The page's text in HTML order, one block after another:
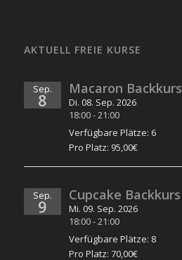
AKTUELL FREIE KURSE
Sep.
8
Macaron Backkurs
Di. 08. Sep. 2026
18:00-21:00
Verfügbare Plätze: 6
Pro Platz: 95,00€
Sep.
9
Cupcake Backkurs
Mi. 09. Sep. 2026
18:00-21:00
Verfügbare Plätze: 8
Pro Platz: 70,00€